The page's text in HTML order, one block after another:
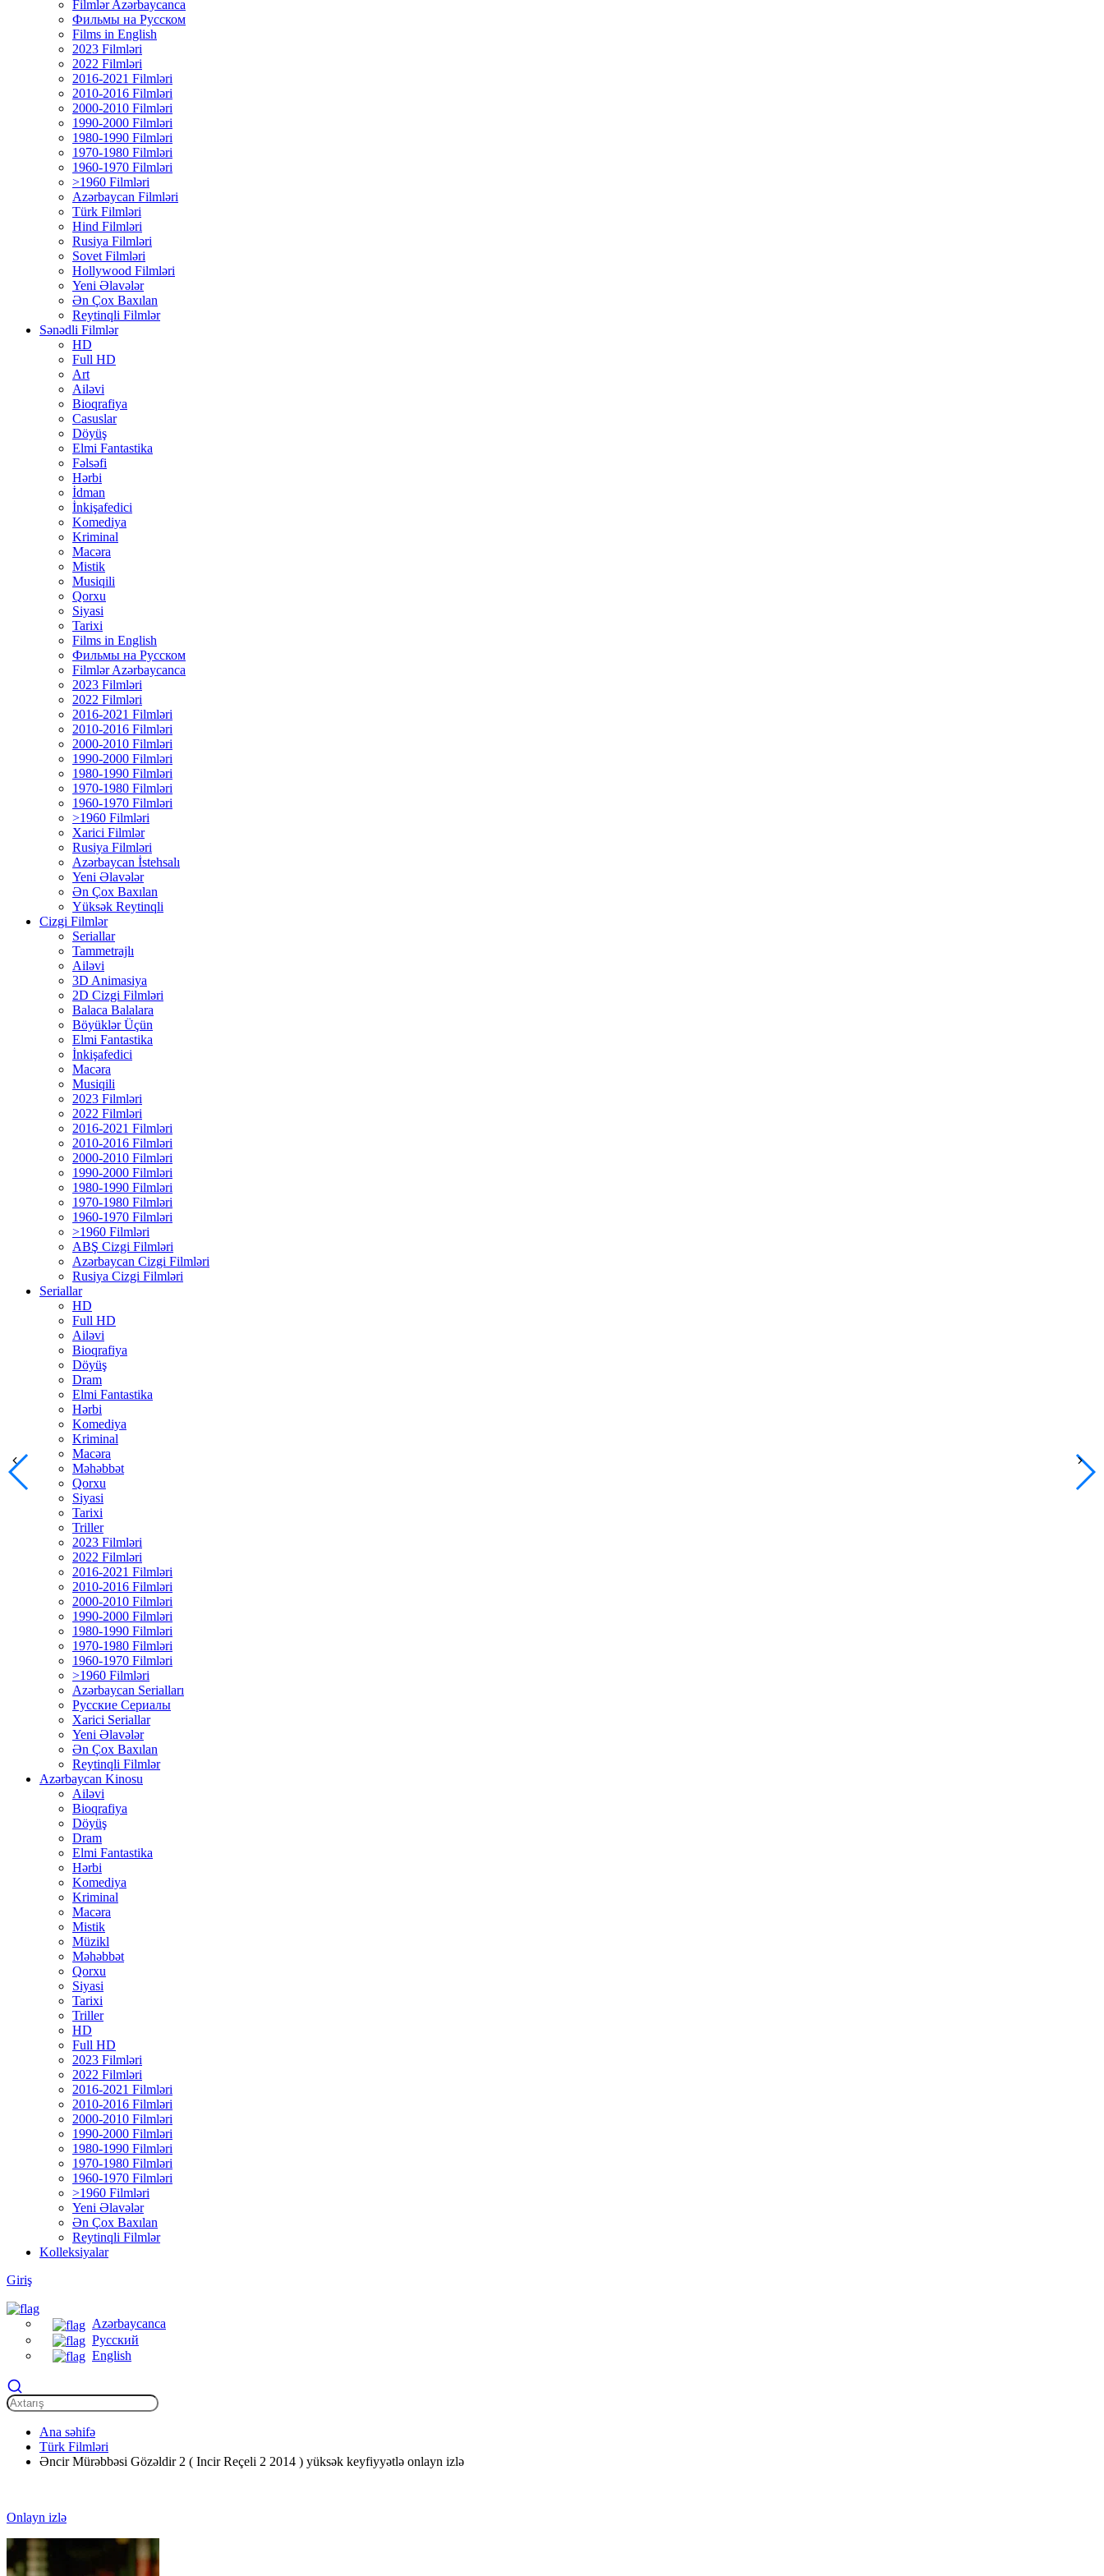
Filmlər Azərbaycanca
Фильмы на Русском
Films in English
2023 Filmləri
2022 Filmləri
2016-2021 Filmləri
2010-2016 Filmləri
2000-2010 Filmləri
1990-2000 Filmləri
1980-1990 Filmləri
1970-1980 Filmləri
1960-1970 Filmləri
>1960 Filmləri
Azərbaycan Filmləri
Türk Filmləri
Hind Filmləri
Rusiya Filmləri
Sovet Filmləri
Hollywood Filmləri
Yeni Əlavələr
Ən Çox Baxılan
Reytinqli Filmlər
Sənədli Filmlər
HD
Full HD
Art
Ailəvi
Bioqrafiya
Casuslar
Döyüş
Elmi Fantastika
Fəlsəfi
Hərbi
İdman
İnkişafedici
Komediya
Kriminal
Macəra
Mistik
Musiqili
Qorxu
Siyasi
Tarixi
Films in English
Фильмы на Русском
Filmlər Azərbaycanca
2023 Filmləri
2022 Filmləri
2016-2021 Filmləri
2010-2016 Filmləri
2000-2010 Filmləri
1990-2000 Filmləri
1980-1990 Filmləri
1970-1980 Filmləri
1960-1970 Filmləri
>1960 Filmləri
Xarici Filmlər
Rusiya Filmləri
Azərbaycan İstehsalı
Yeni Əlavələr
Ən Çox Baxılan
Yüksək Reytinqli
Cizgi Filmlər
Seriallar
Tammetrajlı
Ailəvi
3D Animasiya
2D Cizgi Filmləri
Balaca Balalara
Böyüklər Üçün
Elmi Fantastika
İnkişafedici
Macəra
Musiqili
2023 Filmləri
2022 Filmləri
2016-2021 Filmləri
2010-2016 Filmləri
2000-2010 Filmləri
1990-2000 Filmləri
1980-1990 Filmləri
1970-1980 Filmləri
1960-1970 Filmləri
>1960 Filmləri
ABŞ Cizgi Filmləri
Azərbaycan Cizgi Filmləri
Rusiya Cizgi Filmləri
Seriallar
HD
Full HD
Ailəvi
Bioqrafiya
Döyüş
Dram
Elmi Fantastika
Hərbi
Komediya
Kriminal
Macəra
Məhəbbət
Qorxu
Siyasi
Tarixi
Triller
2023 Filmləri
2022 Filmləri
2016-2021 Filmləri
2010-2016 Filmləri
2000-2010 Filmləri
1990-2000 Filmləri
1980-1990 Filmləri
1970-1980 Filmləri
1960-1970 Filmləri
>1960 Filmləri
Azərbaycan Serialları
Русские Сериалы
Xarici Seriallar
Yeni Əlavələr
Ən Çox Baxılan
Reytinqli Filmlər
Azərbaycan Kinosu
Ailəvi
Bioqrafiya
Döyüş
Dram
Elmi Fantastika
Hərbi
Komediya
Kriminal
Macəra
Mistik
Müzikl
Məhəbbət
Qorxu
Siyasi
Tarixi
Triller
HD
Full HD
2023 Filmləri
2022 Filmləri
2016-2021 Filmləri
2010-2016 Filmləri
2000-2010 Filmləri
1990-2000 Filmləri
1980-1990 Filmləri
1970-1980 Filmləri
1960-1970 Filmləri
>1960 Filmləri
Yeni Əlavələr
Ən Çox Baxılan
Reytinqli Filmlər
Kolleksiyalar
Giriş
Azərbaycanca
Русский
English
Ana səhifə
Türk Filmləri
Əncir Mürəbbəsi Gözəldir 2 ( Incir Reçeli 2 2014 ) yüksək keyfiyyətlə onlayn izlə
Onlayn izlə